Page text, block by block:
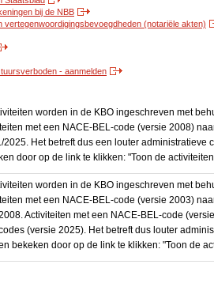
bij de NBB
vertegenwoordigingsbevoegdheden (notariële akten)
- aanmelden
worden in de KBO ingeschreven met
met een NACE-BEL-code (versie 2008)
2025. Het betreft dus een louter
door op de link te klikken: "Toon de
worden in de KBO ingeschreven met
met een NACE-BEL-code (versie 2003)
Activiteiten met een NACE-BEL-code
(versie 2025). Het betreft dus louter
bekeken door op de link te klikken: "Toon de